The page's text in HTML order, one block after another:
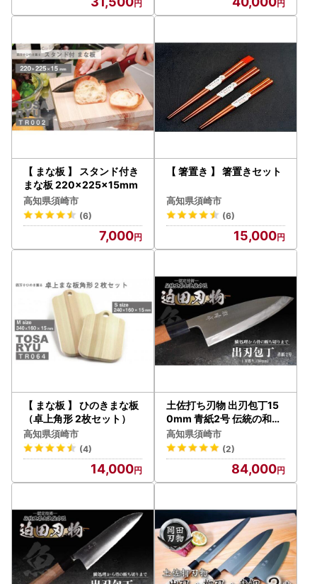
【 まな板 】 スタンド付き
まな板 220×225×15mm
高知県須崎市
(6)
7,000
【 箸置き 】 箸置きセット
高知県須崎市
(6)
15,000
【 まな板 】 ひのきまな板
（卓上角形 2枚セット）
高知県須崎市
(4)
14,000
土佐打ち刃物 出刃包丁15
0mm 青紙2号 伝統の和包
丁
高知県須崎市
(2)
84,000